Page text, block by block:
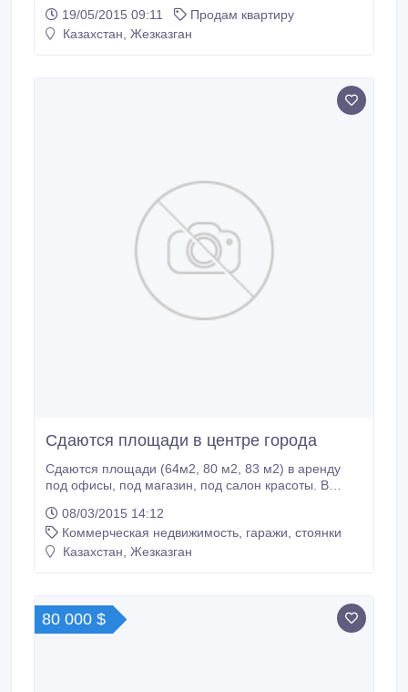
19/05/2015 09:11
Продам квартиру
Казахстан, Жезказган
Сдаются площади в центре города
Cдаются площади (64м2, 80 м2, 83 м2) в аренду
под офисы, под магазин, под салон красоты. В
телефон, интернет, пожарная и охранная
сигнализации, видеонаблюдение, парковка. От 2500
м2. 8 705 30 00 678.
08/03/2015 14:12
Коммерческая недвижимость, гаражи, стоянки
Казахстан, Жезказган
80 000 $